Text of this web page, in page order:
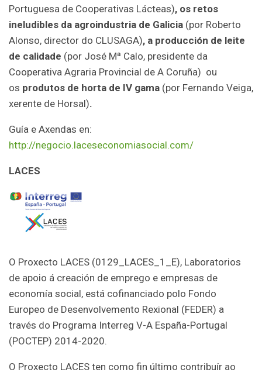
Portuguesa de Cooperativas Lácteas), os retos
ineludibles da agroindustria de Galicia (por Roberto
Alonso, director do CLUSAGA), a producción de leite
de calidade (por José Mª Calo, presidente da
Cooperativa Agraria Provincial de A Coruña) ou
os produtos de horta de IV gama (por Fernando Veiga,
xerente de Horsal).
Guía e Axendas en:
http://negocio.laceseconomiasocial.com/
LACES
O Proxecto LACES (0129_LACES_1_E), Laboratorios
de apoio á creación de emprego e empresas de
economía social, está cofinanciado polo Fondo
Europeo de Desenvolvemento Rexional (FEDER) a
través do Programa Interreg V-A España-Portugal
(POCTEP) 2014-2020.
O Proxecto LACES ten como fin último contribuír ao